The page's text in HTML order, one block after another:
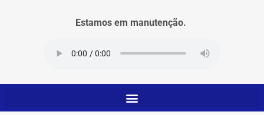
Estamos em manutenção.